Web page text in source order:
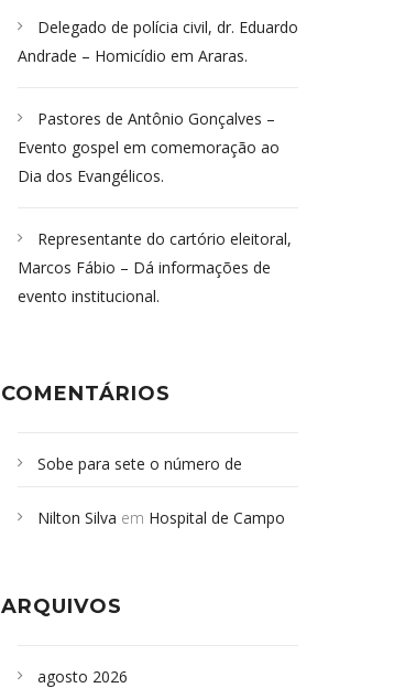
Delegado de polícia civil, dr. Eduardo
Andrade – Homicídio em Araras.
Pastores de Antônio Gonçalves –
Evento gospel em comemoração ao
Dia dos Evangélicos.
Representante do cartório eleitoral,
Marcos Fábio – Dá informações de
evento institucional.
COMENTÁRIOS
Sobe para sete o número de
desabamento em São Paulo - Revista
sepultados em SP
Nilton Silva em Hospital de Campo
ARQUIVOS
agosto 2026